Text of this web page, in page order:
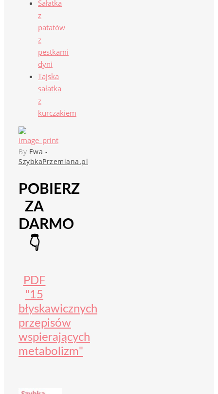
Sałatka
z
patatów
z
pestkami
dyni
Tajska
sałatka
z
kurczakiem
By Ewa -
SzybkaPrzemiana.pl
POBIERZ
ZA
DARMO
👇
PDF
"15
błyskawicznych
przepisów
wspierających
metabolizm"